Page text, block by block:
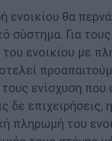
ενοικίου θα
σύστημα. Για
ενοικίου με
τους ενίσχυση που
δε επιχειρήσεις, η
πληρωμή του